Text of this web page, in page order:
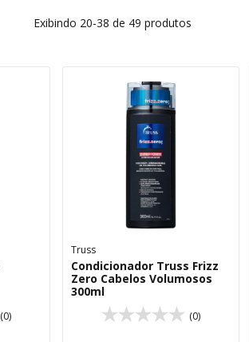
Exibindo 20-38 de 49 produtos
(0)
Truss
Condicionador Truss Frizz
Zero Cabelos Volumosos
300ml
(0)